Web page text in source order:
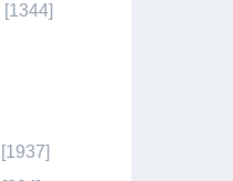
[1344]
[1937]